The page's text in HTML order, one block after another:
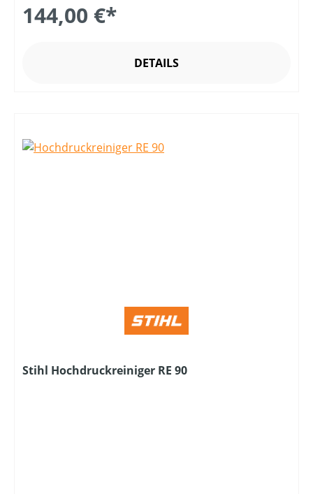
144,00 €*
DETAILS
Stihl Hochdruckreiniger RE 90